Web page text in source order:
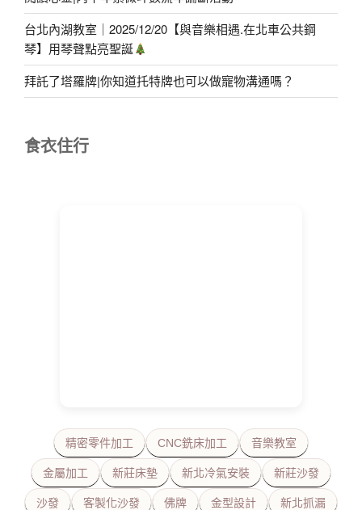
台北內湖教室｜2025/12/20【與音樂相遇.在北車公共鋼
琴】用琴聲點亮聖誕
拜託了塔羅牌|你知道托特牌也可以做寵物溝通嗎？
食衣住行
精密零件加工 CNC銑床加工 音樂教室
金屬加工 新莊床墊 新北冷氣安裝 新莊沙發
沙發 客製化沙發 佛牌 金型設計 新北抓漏